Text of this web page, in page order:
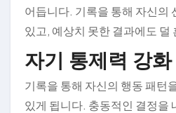
어듭니다. 기록을 통해 자신의
있고, 예상치 못한 결과에도 덜
자기 통제력 강화
기록을 통해 자신의 행동 패턴
있게 됩니다. 충동적인 결정을